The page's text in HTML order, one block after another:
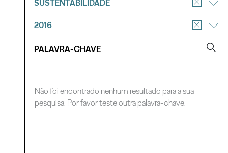
SUSTENTABILIDADE
2016
Não foi encontrado nenhum resultado para a sua
pesquisa. Por favor teste outra palavra-chave.